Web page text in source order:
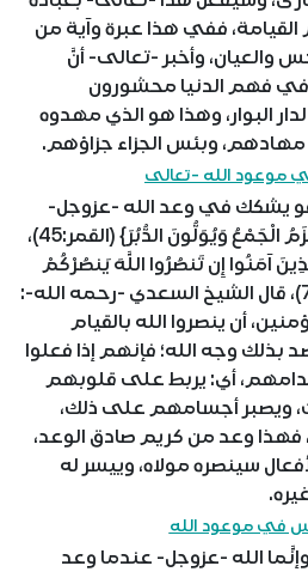
ففي هذا عبرة وآية من
والعيان، وأخبر -تعالى- أنَّ
في فهم الدنيا محشورون
البوار، وهذا هو الذي مهدوه
وبئس الجزاء جزاؤهم.
موعود الله -تعالى
يشكك في وعد الله -عزوجل-
في قوله -تعالى-: {سَيُهْزَمُ الْجَمْعُ وَيُوَلُّونَ الدُّبُرَ} (القمر:45)،
آمَنُوا إِن تَنصُرُوا اللَّهَ يَنصُرْكُمْ
وَيُثَبِّتْ أَقْدَامَكُمْ} (محمد:7)، قال الشيخ السعدي -رحمه الله-:
أن ينصروا الله بالقيام
بذلك وجه الله؛ فإنهم إذا فعلوا
أي: يربط على قلوبهم
ويصبر أجسامهم على ذلك،
وعد من كريم صادق الوعد،
سينصره مولاه، وييسر له
في موعود الله
الله -عزوجل- عندما وعد